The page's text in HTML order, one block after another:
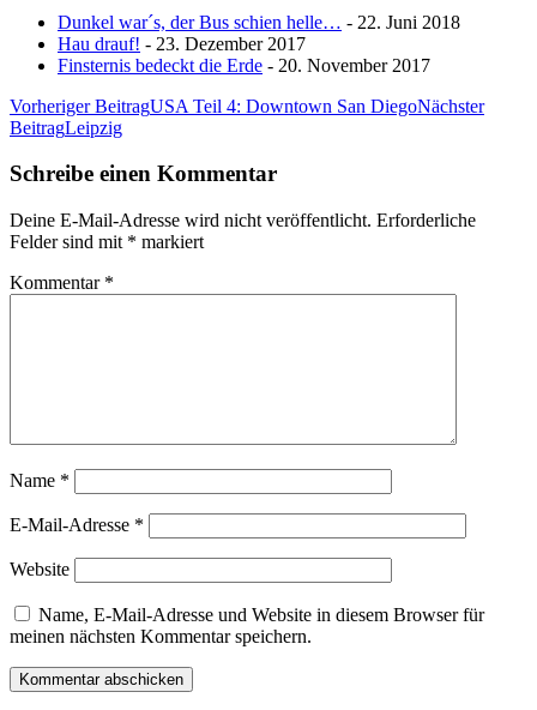
Dunkel war´s, der Bus schien helle… - 22. Juni 2018
Hau drauf! - 23. Dezember 2017
Finsternis bedeckt die Erde - 20. November 2017
Beitrags-
Navigation
Vorheriger BeitragUSA Teil 4: Downtown San DiegoNächster
BeitragLeipzig
Schreibe einen Kommentar
Deine E-Mail-Adresse wird nicht veröffentlicht. Erforderliche
Felder sind mit * markiert
Kommentar *
Name *
E-Mail-Adresse *
Website
Name, E-Mail-Adresse und Website in diesem Browser für
meinen nächsten Kommentar speichern.